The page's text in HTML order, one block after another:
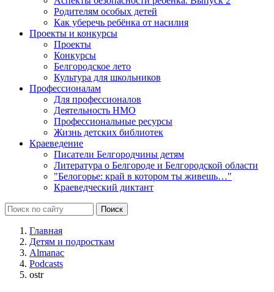
Родителям особых детей
Как уберечь ребёнка от насилия
Проекты и конкурсы
Проекты
Конкурсы
Белгородское лето
Культура для школьников
Профессионалам
Для профессионалов
Деятельность НМО
Профессиональные ресурсы
Жизнь детских библиотек
Краеведение
Писатели Белгородчины детям
Литература о Белгороде и Белгородской области
"Белогорье: край в котором ты живешь…"
Краеведческий диктант
Главная
Детям и подросткам
Almanac
Podcasts
ostr